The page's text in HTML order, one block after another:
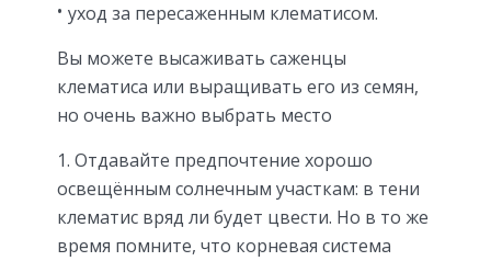
уход за пересаженным клематисом.
Вы можете высаживать саженцы
клематиса или выращивать его из семян,
но очень важно выбрать место
Отдавайте предпочтение хорошо
освещённым солнечным участкам: в тени
клематис вряд ли будет цвести. Но в то же
время помните, что корневая система